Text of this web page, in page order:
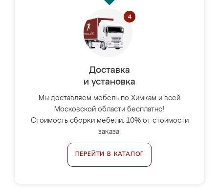
Доставка
и установка
Мы доставляем мебель по Химкам и всей
Московской области бесплатно!
Стоимость сборки мебели: 10% от стоимости
заказа.
ПЕРЕЙТИ В КАТАЛОГ